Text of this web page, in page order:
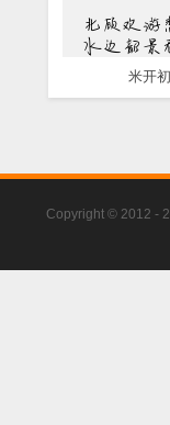
米开
Copyright © 2012 -